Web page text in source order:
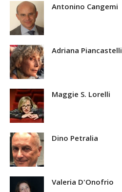
Antonino Cangemi
Adriana Piancastelli
Maggie S. Lorelli
Dino Petralia
Valeria D'Onofrio